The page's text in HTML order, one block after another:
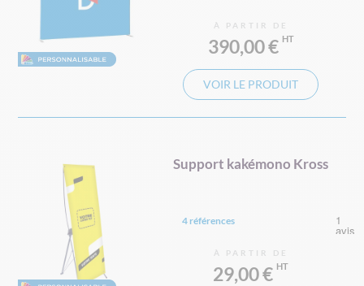
À PARTIR DE
390,00 €
VOIR LE PRODUIT
Support kakémono Kross
4 références
À PARTIR DE
29,00 €